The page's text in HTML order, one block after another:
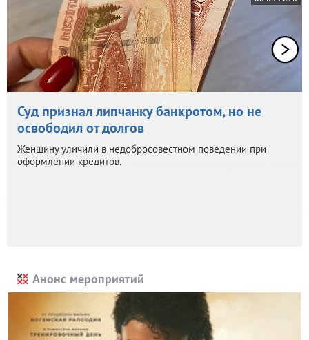
Суд признал липчанку банкротом, но не
освободил от долгов
Женщину уличили в недобросовестном поведении при
оформлении кредитов.
Анонс мероприятий